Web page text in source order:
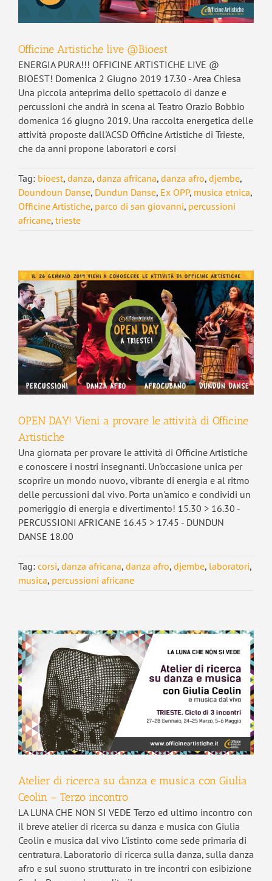
Officine Artistiche live @Bioest
ENERGIA PURA!!! OFFICINE ARTISTICHE LIVE @
BIOEST! Domenica 2 Giugno 2019 17.30 - Area Chiesa
Una piccola anteprima dello spettacolo di danze e
percussioni che andrà in scena al Teatro Orazio Bobbio
domenica 16 giugno 2019. Una raccolta energetica delle
attività proposte dall'ACSD Officine Artistiche di Trieste,
che da anni propone laboratori e corsi
Tag: bioest, danza, danza africana, danza afro, djembe,
Doundoun Danse, Dundun Danse, Ex OPP, musica etnica,
Officine Artistiche, parco di san giovanni, percussioni
africane, trieste
OPEN DAY! Vieni a provare le attività di Officine
Artistiche
Una giornata per provare le attività di Officine Artistiche
e conoscere i nostri insegnanti. Un'occasione unica per
scoprire un mondo nuovo, vibrante di energia e al ritmo
delle percussioni dal vivo. Porta un'amico e condividi un
pomeriggio di energia e divertimento! 15.30 > 16.30 -
PERCUSSIONI AFRICANE 16.45 > 17.45 - DUNDUN
DANSE 18.00
Tag: corsi, danza africana, danza afro, djembe, laboratori,
musica, percussioni africane
Atelier di ricerca su danza e musica con Giulia
Ceolin – Terzo incontro
LA LUNA CHE NON SI VEDE Terzo ed ultimo incontro con
il breve atelier di ricerca su danza e musica con Giulia
Ceolin e musica dal vivo L'istinto come sede primaria di
centratura. Laboratorio di ricerca sulla danza, sulla danza
afro e sul suono strutturato in tre incontri con esibizione